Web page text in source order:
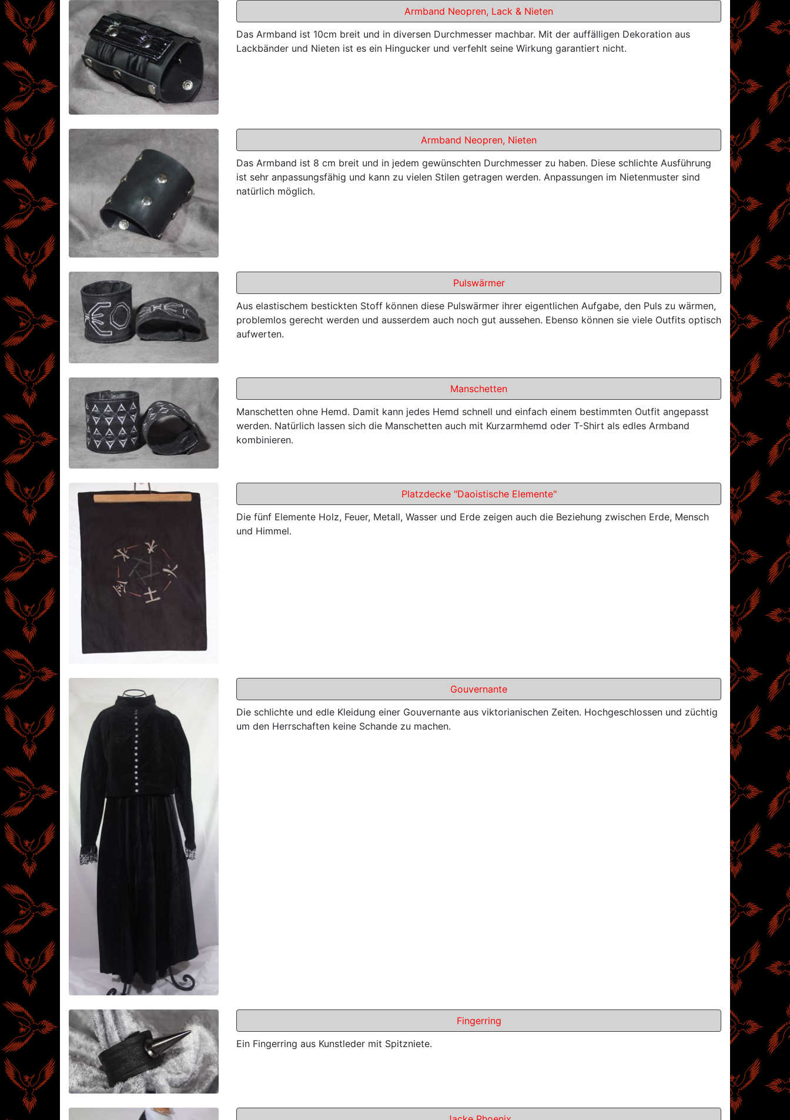
Armband Neopren, Lack & Nieten
Das Armband ist 10cm breit und in diversen Durchmesser machbar. Mit der auffälligen Dekoration aus
Lackbänder und Nieten ist es ein Hingucker und verfehlt seine Wirkung garantiert nicht.
Armband Neopren, Nieten
Das Armband ist 8 cm breit und in jedem gewünschten Durchmesser zu haben. Diese schlichte Ausführung
ist sehr anpassungsfähig und kann zu vielen Stilen getragen werden. Anpassungen im Nietenmuster sind
natürlich möglich.
Pulswärmer
Aus elastischem bestickten Stoff können diese Pulswärmer ihrer eigentlichen Aufgabe, den Puls zu wärmen,
problemlos gerecht werden und ausserdem auch noch gut aussehen. Ebenso können sie viele Outfits optisch
aufwerten.
Manschetten
Manschetten ohne Hemd. Damit kann jedes Hemd schnell und einfach einem bestimmten Outfit angepasst
werden. Natürlich lassen sich die Manschetten auch mit Kurzarmhemd oder T-Shirt als edles Armband
kombinieren.
Platzdecke "Daoistische Elemente"
Die fünf Elemente Holz, Feuer, Metall, Wasser und Erde zeigen auch die Beziehung zwischen Erde, Mensch
und Himmel.
Gouvernante
Die schlichte und edle Kleidung einer Gouvernante aus viktorianischen Zeiten. Hochgeschlossen und züchtig
um den Herrschaften keine Schande zu machen.
Fingerring
Ein Fingerring aus Kunstleder mit Spitzniete.